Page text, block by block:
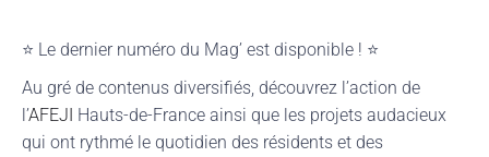
⭐ Le dernier numéro du Mag’ est disponible ! ⭐
Au gré de contenus diversifiés, découvrez l’action de
l’AFEJI Hauts-de-France ainsi que les projets audacieux
qui ont rythmé le quotidien des résidents et des